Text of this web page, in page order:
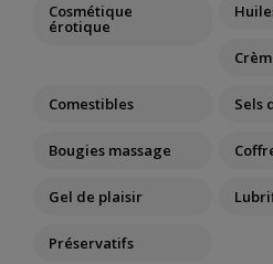
Cosmétique
érotique
Comestibles Sels
Bougies massage
Gel de plaisir
Préservatifs